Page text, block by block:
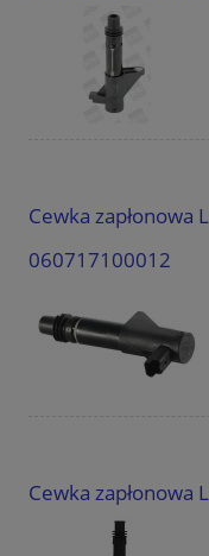
Cewka zapłonowa
060717100012
Cewka zapłonowa